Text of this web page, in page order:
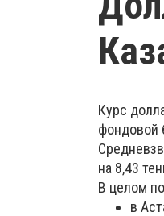
Курс
фондовой
на 8,43
В целом
в